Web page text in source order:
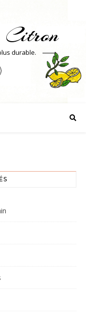
durable.